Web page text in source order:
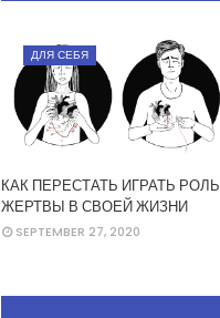
ДЛЯ СЕБЯ
КАК ПЕРЕСТАТЬ ИГРАТЬ РОЛЬ
ЖЕРТВЫ В СВОЕЙ ЖИЗНИ
SEPTEMBER 27, 2020